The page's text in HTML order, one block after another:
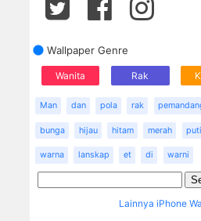
Wallpaper Genre
Wanita Rak
Man dan pola rak
bunga hijau hitam merah
warna lanskap et di warni
Lainnya iPhone